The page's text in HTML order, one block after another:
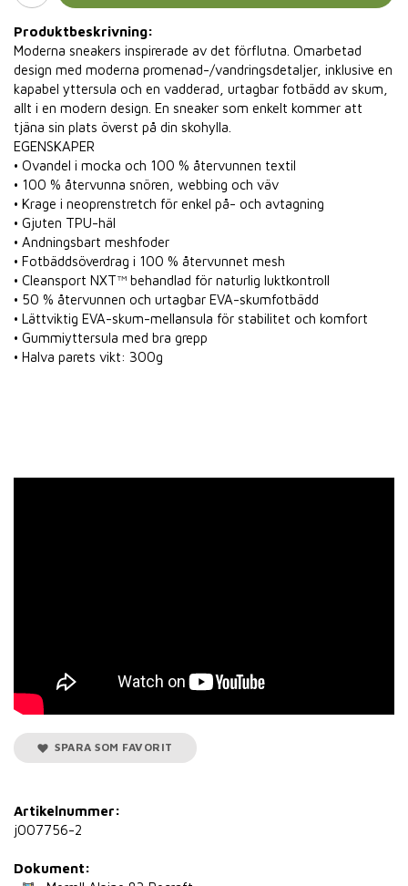
Produktbeskrivning:
Moderna sneakers inspirerade av det förflutna. Omarbetad
design med moderna promenad-/vandringsdetaljer, inklusive en
kapabel yttersula och en vadderad, urtagbar fotbädd av skum,
allt i en modern design. En sneaker som enkelt kommer att
tjäna sin plats överst på din skohylla.
EGENSKAPER
• Ovandel i mocka och 100 % återvunnen textil
• 100 % återvunna snören, webbing och väv
• Krage i neoprenstretch för enkel på- och avtagning
• Gjuten TPU-häl
• Andningsbart meshfoder
• Fotbäddsöverdrag i 100 % återvunnet mesh
• Cleansport NXT™ behandlad för naturlig luktkontroll
• 50 % återvunnen och urtagbar EVA-skumfotbädd
• Lättviktig EVA-skum-mellansula för stabilitet och komfort
• Gummiyttersula med bra grepp
• Halva parets vikt: 300g
SPARA SOM FAVORIT
Artikelnummer:
j007756-2
Dokument: